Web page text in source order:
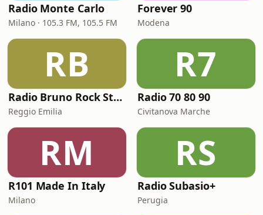
Radio Monte Carlo
Milano · 105.3 FM, 105.5 FM
Forever 90
Modena
RB
Radio Bruno Rock Station
Reggio Emilia
R7
Radio 70 80 90
Civitanova Marche
RM
R101 Made In Italy
Milano
RS
Radio Subasio+
Perugia